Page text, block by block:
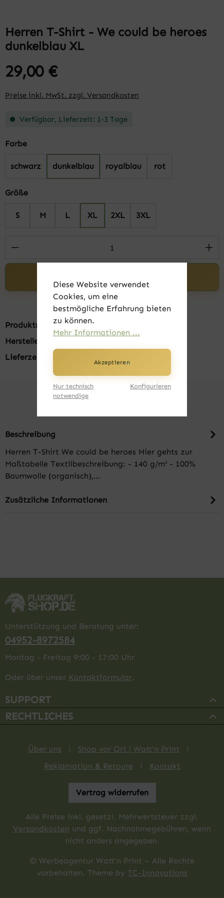
Herren T-Shirt - We could be heroes
dunkelblau XL
29,00 €
Preise inkl. MwSt. zzgl. Versandkosten
Verfügbar, Lieferzeit: 1-3 Tage
Farbeauswählen
schwarz dunkelblau royalblau rot
Größeauswählen
S M L XL 2XL 3XL
Produkt Anzahl: Gib den gewünschten
Produktnummer:FK20405-010
Hersteller:
Lieferzeit:
Beschreibung
Herren T-Shirt We could be heroes Hier gehts zur
Maßtabelle Textilbeschreibung: - 140 g/m² - 100%
Baumwolle (organisch),…
Zusätzliche Informationen
Unterstützung und Beratung unter:
04952-8972584
Montag - Freitag 9:00 - 17:00 Uhr
Oder über unser Kontaktformular.
SUPPORT
RECHTLICHES
Über uns
Shop vor Ort | Watt'n Print
Reklamation & Retoure
Kontakt
Vertrag widerrufen
Alle Preise inkl. gesetzl. Mehrwertsteuer zzgl.
Versandkosten und ggf. Nachnahmegebühren, wenn
nicht anders angegeben.
© Werbeagentur Watt'n Print – Alle Rechte
vorbehalten. Theme by TC-Innovations
Diese Website verwendet
Cookies, um eine
bestmögliche Erfahrung bieten
zu können.
Mehr Informationen ...
Akzeptieren
Nur technisch
notwendige
Konfigurieren